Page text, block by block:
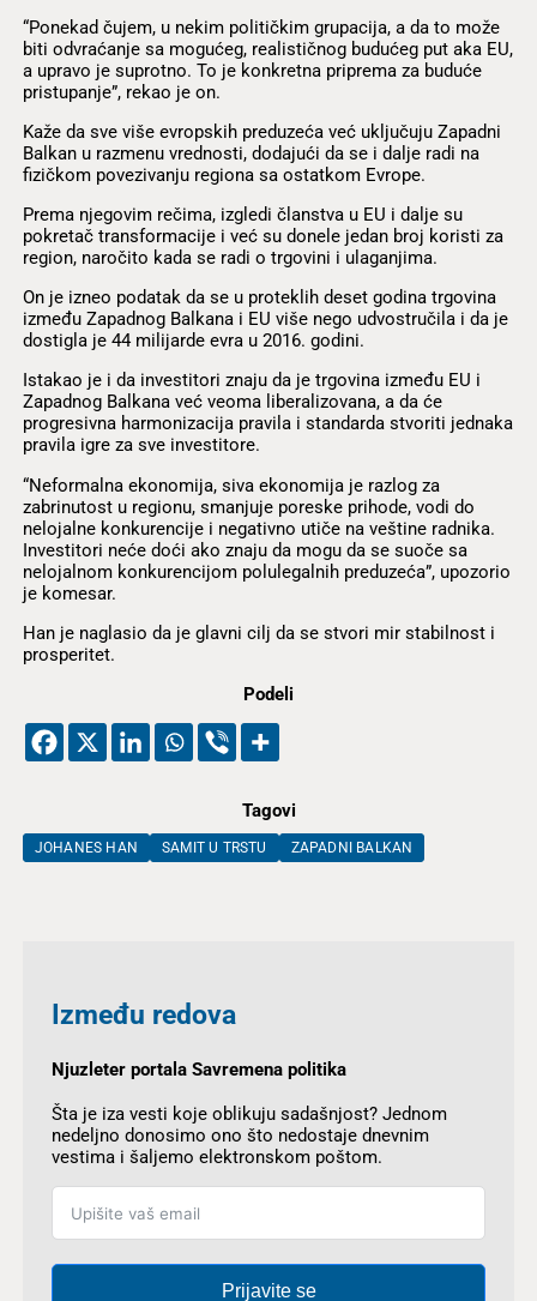
“Ponekad čujem, u nekim političkim grupacija, a da to može
biti odvraćanje sa mogućeg, realističnog budućeg put aka EU,
a upravo je suprotno. To je konkretna priprema za buduće
pristupanje”, rekao je on.
Kaže da sve više evropskih preduzeća već uključuju Zapadni
Balkan u razmenu vrednosti, dodajući da se i dalje radi na
fizičkom povezivanju regiona sa ostatkom Evrope.
Prema njegovim rečima, izgledi članstva u EU i dalje su
pokretač transformacije i već su donele jedan broj koristi za
region, naročito kada se radi o trgovini i ulaganjima.
On je izneo podatak da se u proteklih deset godina trgovina
između Zapadnog Balkana i EU više nego udvostručila i da je
dostigla je 44 milijarde evra u 2016. godini.
Istakao je i da investitori znaju da je trgovina između EU i
Zapadnog Balkana već veoma liberalizovana, a da će
progresivna harmonizacija pravila i standarda stvoriti jednaka
pravila igre za sve investitore.
“Neformalna ekonomija, siva ekonomija je razlog za
zabrinutost u regionu, smanjuje poreske prihode, vodi do
nelojalne konkurencije i negativno utiče na veštine radnika.
Investitori neće doći ako znaju da mogu da se suoče sa
nelojalnom konkurencijom polulegalnih preduzeća”, upozorio
je komesar.
Han je naglasio da je glavni cilj da se stvori mir stabilnost i
prosperitet.
Podeli
Tagovi
JOHANES HAN SAMIT U TRSTU ZAPADNI BALKAN
Između redova
Njuzleter portala Savremena politika
Šta je iza vesti koje oblikuju sadašnjost? Jednom
nedeljno donosimo ono što nedostaje dnevnim
vestima i šaljemo elektronskom poštom.
Prijavite se